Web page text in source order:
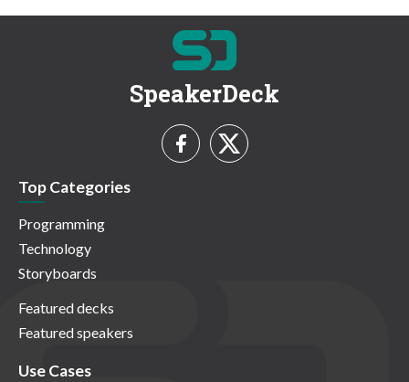
SpeakerDeck
Top Categories
Programming
Technology
Storyboards
Featured decks
Featured speakers
Use Cases